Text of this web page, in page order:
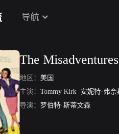
导航
The
地区： 美国
主演： Tommy Kirk 安妮特·弗奈
导演： 罗伯特·斯蒂文森